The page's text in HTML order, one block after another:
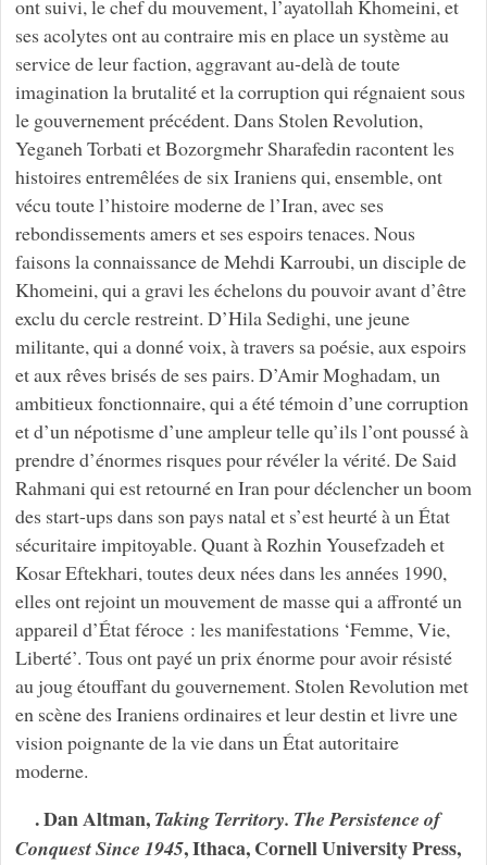
ont suivi, le chef du mouvement, l’ayatollah Khomeini, et
ses acolytes ont au contraire mis en place un système au
service de leur faction, aggravant au-delà de toute
imagination la brutalité et la corruption qui régnaient sous
le gouvernement précédent. Dans Stolen Revolution,
Yeganeh Torbati et Bozorgmehr Sharafedin racontent les
histoires entremêlées de six Iraniens qui, ensemble, ont
vécu toute l’histoire moderne de l’Iran, avec ses
rebondissements amers et ses espoirs tenaces. Nous
faisons la connaissance de Mehdi Karroubi, un disciple de
Khomeini, qui a gravi les échelons du pouvoir avant d’être
exclu du cercle restreint. D’Hila Sedighi, une jeune
militante, qui a donné voix, à travers sa poésie, aux espoirs
et aux rêves brisés de ses pairs. D’Amir Moghadam, un
ambitieux fonctionnaire, qui a été témoin d’une corruption
et d’un népotisme d’une ampleur telle qu’ils l’ont poussé à
prendre d’énormes risques pour révéler la vérité. De Said
Rahmani qui est retourné en Iran pour déclencher un boom
des start-ups dans son pays natal et s’est heurté à un État
sécuritaire impitoyable. Quant à Rozhin Yousefzadeh et
Kosar Eftekhari, toutes deux nées dans les années 1990,
elles ont rejoint un mouvement de masse qui a affronté un
appareil d’État féroce : les manifestations ‘Femme, Vie,
Liberté’. Tous ont payé un prix énorme pour avoir résisté
au joug étouffant du gouvernement. Stolen Revolution met
en scène des Iraniens ordinaires et leur destin et livre une
vision poignante de la vie dans un État autoritaire
moderne.
. Dan Altman, Taking Territory. The Persistence of
Conquest Since 1945, Ithaca, Cornell University Press,